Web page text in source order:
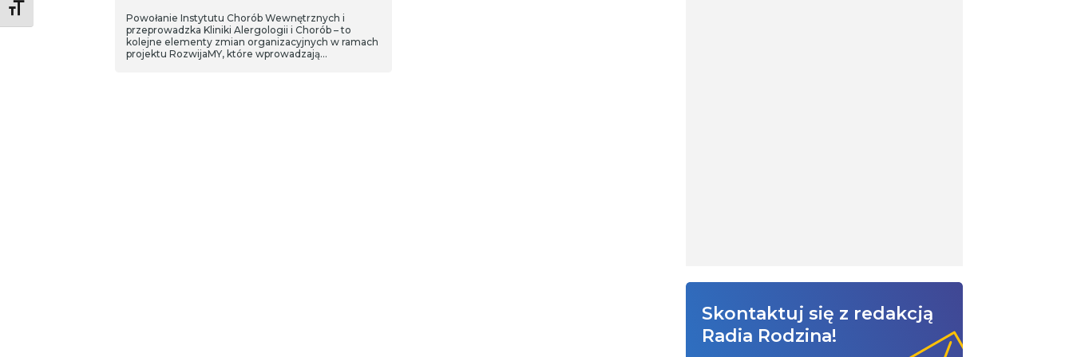
Toggle Font size
Powołanie Instytutu Chorób Wewnętrznych i
przeprowadzka Kliniki Alergologii i Chorób – to
kolejne elementy zmian organizacyjnych w ramach
projektu RozwijaMY, które wprowadzają
Skontaktuj się z redakcją
Radia Rodzina!